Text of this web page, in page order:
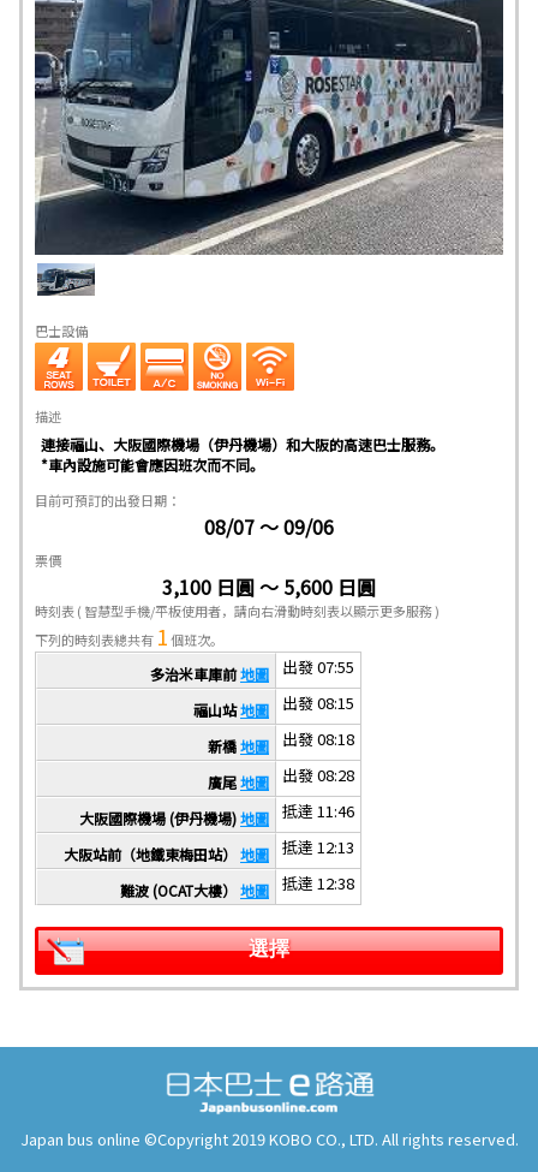
巴士設備
描述
連接福山、大阪國際機場（伊丹機場）和大阪的高速巴士服務。
*車內設施可能會應因班次而不同。
目前可預訂的出發日期：
08/07 ～ 09/06
票價
3,100 日圓 ～ 5,600 日圓
時刻表( 智慧型手機/平板使用者，請向右滑動時刻表以顯示更多服務 )
下列的時刻表總共有 1個班次。
多治米車庫前地圖 出發 07:55
福山站地圖 出發 08:15
新橋地圖 出發 08:18
廣尾地圖 出發 08:28
大阪國際機場 (伊丹機場)地圖 抵達 11:46
大阪站前（地鐵東梅田站） 地圖 抵達 12:13
難波 (OCAT大樓） 地圖 抵達 12:38
選擇
Japan bus online ©Copyright 2019 KOBO CO., LTD. All rights reserved.